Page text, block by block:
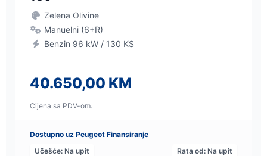
Zelena Olivine
Manuelni (6+R)
Benzin 96 kW / 130 KS
40.650,00 KM
Cijena sa PDV-om.
Dostupno uz Peugeot Finansiranje
Učešće: Na upit
Rata od: Na upit